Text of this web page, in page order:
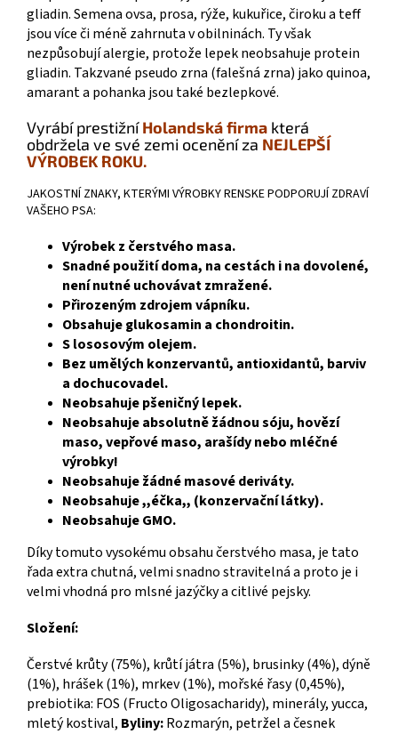
gliadin. Semena ovsa, prosa, rýže, kukuřice, čiroku a teff
jsou více či méně zahrnuta v obilninách. Ty však
nezpůsobují alergie, protože lepek neobsahuje protein
gliadin. Takzvané pseudo zrna (falešná zrna) jako quinoa,
amarant a pohanka jsou také bezlepkové.
Vyrábí prestižníHolandská firma která
obdržela ve své zemi ocenění za NEJLEPŠÍ
VÝROBEK ROKU.
JAKOSTNÍ ZNAKY, KTERÝMI VÝROBKY RENSKE PODPORUJÍ ZDRAVÍ
VAŠEHO PSA:
Výrobek z čerstvého masa.
Snadné použití doma, na cestách i na dovolené,
není nutné uchovávat zmražené.
Přirozeným zdrojem vápníku.
Obsahuje glukosamin a chondroitin.
S lososovým olejem.
Bez umělých konzervantů, antioxidantů, barviv
a dochucovadel.
Neobsahuje pšeničný lepek.
Neobsahuje absolutně žádnou sóju, hovězí
maso, vepřové maso, arašídy nebo mléčné
výrobky!
Neobsahuje žádné masové deriváty.
Neobsahuje ,,éčka,, (konzervační látky).
Neobsahuje GMO.
Díky tomuto vysokému obsahu čerstvého masa, je tato
řada extra chutná, velmi snadno stravitelná a proto je i
velmi vhodná pro mlsné jazýčky a citlivé pejsky.
Složení:
Čerstvé krůty (75%), krůtí játra (5%), brusinky (4%), dýně
(1%), hrášek (1%), mrkev (1%), mořské řasy (0,45%),
prebiotika: FOS (Fructo Oligosacharidy), minerály, yucca,
mletý kostival, Byliny:Rozmarýn, petržel a česnek